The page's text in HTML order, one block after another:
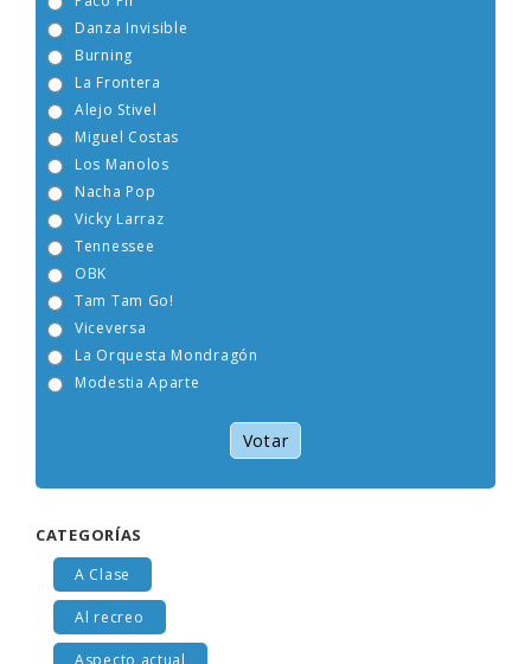
Burning
Alejo Stivel
Miguel Costas
Nacha Pop
Vicky Larraz
La Orquesta Mondragón
Modestia Aparte
Votar
A Clase
Al recreo